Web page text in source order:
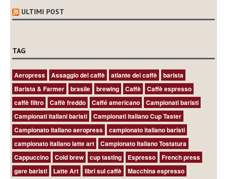
ULTIMI POST
TAG
Aeropress Assaggio del caffè atlante del caffè
barista
Barista & Farmer
brasile brewing Caffè
Caffè espresso
caffè filtro
Caffè freddo Caffé americano
Campionati baristi
Campionati italiani baristi
Campionati italiano Cup Taster
Campionato italiano aeropress
campionato italiano baristi
campionato italiano latte art
Campionato Italiano Tostatura
Cappuccino
Cold brew cup tasting Espresso
French press
gare baristi
Latte Art libri sul caffè
Macchina espresso